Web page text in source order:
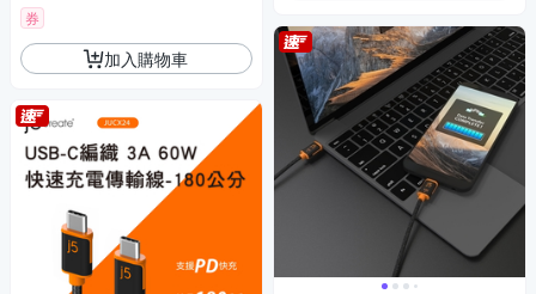
券
加入購物車